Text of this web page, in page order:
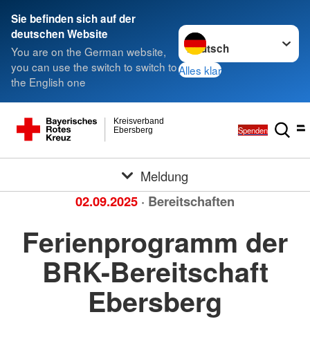
Sie befinden sich auf der
deutschen Website
You are on the German website,
you can use the switch to switch to
the English one
Sprache wechseln zu
Alles klar
Ebersberg
Kreisverband
Spenden
Meldung
02.09.2025 · Bereitschaften
Ferienprogramm der
BRK-Bereitschaft
Ebersberg